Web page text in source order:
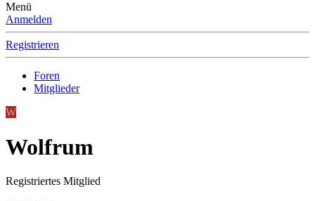
Menü
Anmelden
Registrieren
Foren
Mitglieder
W
Wolfrum
Registriertes Mitglied